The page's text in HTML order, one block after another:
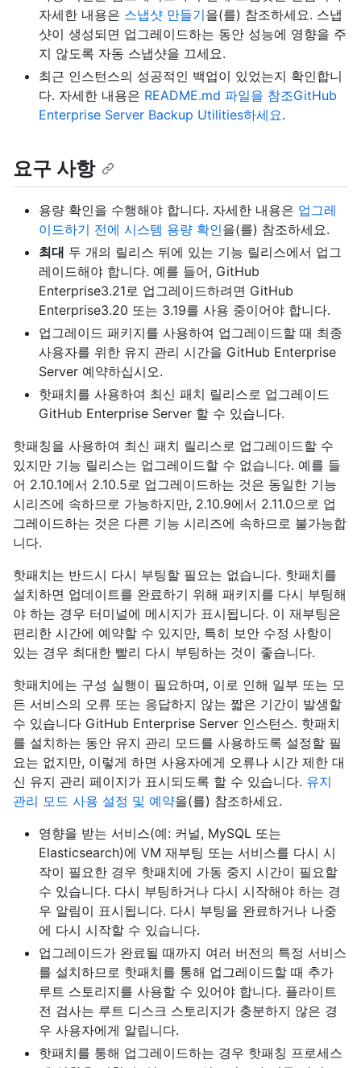
자세한 내용은 스냅샷 만들기을(를) 참조하세요. 스냅
샷이 생성되면 업그레이드하는 동안 성능에 영향을 주
지 않도록 자동 스냅샷을 끄세요.
최근 인스턴스의 성공적인 백업이 있었는지 확인합니
다. 자세한 내용은 README.md 파일을 참조GitHub
Enterprise Server Backup Utilities하세요.
요구 사항
용량 확인을 수행해야 합니다. 자세한 내용은 업그레
이드하기 전에 시스템 용량 확인을(를) 참조하세요.
최대 두 개의 릴리스 뒤에 있는 기능 릴리스에서 업그
레이드해야 합니다. 예를 들어, GitHub
Enterprise3.21로 업그레이드하려면 GitHub
Enterprise3.20 또는 3.19를 사용 중이어야 합니다.
업그레이드 패키지를 사용하여 업그레이드할 때 최종
사용자를 위한 유지 관리 시간을 GitHub Enterprise
Server 예약하십시오.
핫패치를 사용하여 최신 패치 릴리스로 업그레이드
GitHub Enterprise Server 할 수 있습니다.
핫패칭을 사용하여 최신 패치 릴리스로 업그레이드할 수
있지만 기능 릴리스는 업그레이드할 수 없습니다. 예를 들
어 2.10.1에서 2.10.5로 업그레이드하는 것은 동일한 기능
시리즈에 속하므로 가능하지만, 2.10.9에서 2.11.0으로 업
그레이드하는 것은 다른 기능 시리즈에 속하므로 불가능합
니다.
핫패치는 반드시 다시 부팅할 필요는 없습니다. 핫패치를
설치하면 업데이트를 완료하기 위해 패키지를 다시 부팅해
야 하는 경우 터미널에 메시지가 표시됩니다. 이 재부팅은
편리한 시간에 예약할 수 있지만, 특히 보안 수정 사항이
있는 경우 최대한 빨리 다시 부팅하는 것이 좋습니다.
핫패치에는 구성 실행이 필요하며, 이로 인해 일부 또는 모
든 서비스의 오류 또는 응답하지 않는 짧은 기간이 발생할
수 있습니다 GitHub Enterprise Server 인스턴스. 핫패치
를 설치하는 동안 유지 관리 모드를 사용하도록 설정할 필
요는 없지만, 이렇게 하면 사용자에게 오류나 시간 제한 대
신 유지 관리 페이지가 표시되도록 할 수 있습니다. 유지
관리 모드 사용 설정 및 예약을(를) 참조하세요.
영향을 받는 서비스(예: 커널, MySQL 또는
Elasticsearch)에 VM 재부팅 또는 서비스를 다시 시
작이 필요한 경우 핫패치에 가동 중지 시간이 필요할
수 있습니다. 다시 부팅하거나 다시 시작해야 하는 경
우 알림이 표시됩니다. 다시 부팅을 완료하거나 나중
에 다시 시작할 수 있습니다.
업그레이드가 완료될 때까지 여러 버전의 특정 서비스
를 설치하므로 핫패치를 통해 업그레이드할 때 추가
루트 스토리지를 사용할 수 있어야 합니다. 플라이트
전 검사는 루트 디스크 스토리지가 충분하지 않은 경
우 사용자에게 알립니다.
핫패치를 통해 업그레이드하는 경우 핫패칭 프로세스